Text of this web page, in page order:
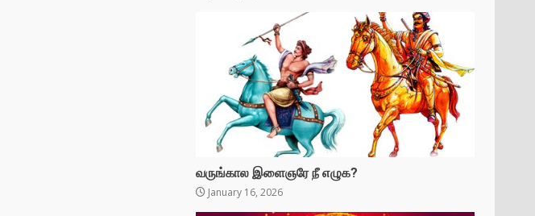
வருங்கால இளைஞரே நீ எழுக?
January 16, 2026